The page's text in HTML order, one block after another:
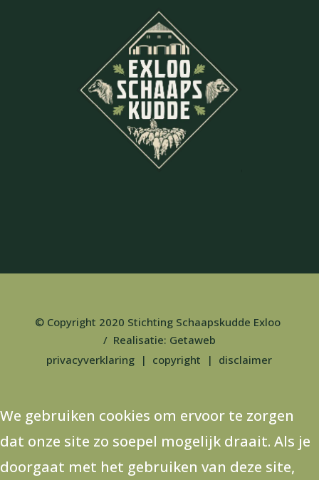
© Copyright 2020 Stichting Schaapskudde Exloo
/ Realisatie: Getaweb
privacyverklaring | copyright | disclaimer
We gebruiken cookies om ervoor te zorgen
dat onze site zo soepel mogelijk draait. Als je
doorgaat met het gebruiken van deze site,